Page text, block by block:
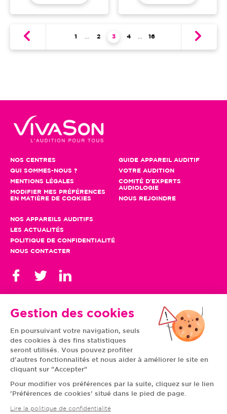
Gestion des cookies
En poursuivant votre navigation, seuls
des cookies à des fins statistiques
seront utilisés. Vous pouvez profiter
d'autres fonctionnalités et nous aider à améliorer le site en
cliquant sur "Accepter"
Pour modifier vos préférences par la suite, cliquez sur le lien
'Préférences de cookies' situé dans le pied de page.
Lire la politique de confidentialité
Première page
1 Page
2 Page courante
3 Page
4 Dernière page
16
NOS CENTRES
QUI SOMMES-NOUS ?
MENTIONS LÉGALES
MODIFIER MES PRÉFÉRENCES
EN MATIÈRE DE COOKIES
GUIDE APPAREIL AUDITIF
VOTRE AUDITION
COMITÉ D'EXPERTS
AUDIOLOGIE
NOUS REJOINDRE
NOS APPAREILS AUDITIFS
LES ACTUALITÉS
POLITIQUE DE CONFIDENTIALITÉ
NOUS CONTACTER
TOUS NOS CENTRES
AUVERGNE-RHÔNE-
ALPES
FRANCHE-COMTÉ
BRETAGNE
CENTRE-VAL DE LOIRE
GRAND EST
ÎLE-DE-FRANCE
NORMANDIE
PAYS DE LA LOIRE
PROVENCE-ALPES-
CÔTE D'AZUR